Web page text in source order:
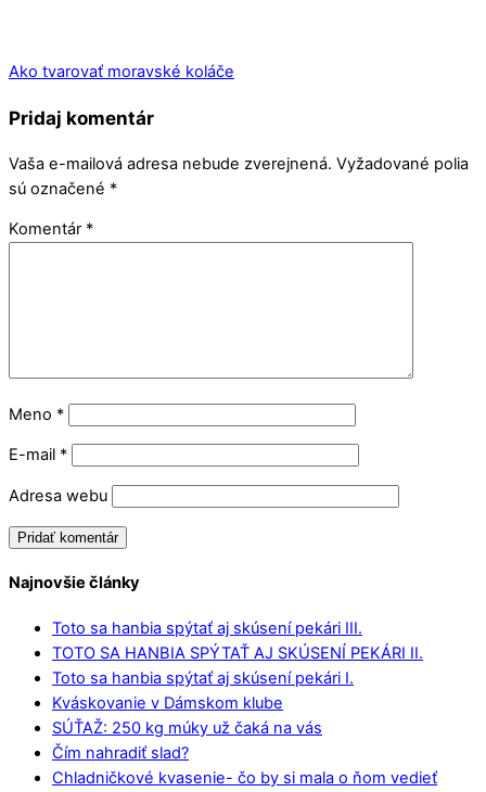
Ako tvarovať moravské koláče
Pridaj komentár
Vaša e-mailová adresa nebude zverejnená. Vyžadované polia
sú označené *
Komentár *
Meno *
E-mail *
Adresa webu
Najnovšie články
Toto sa hanbia spýtať aj skúsení pekári III.
TOTO SA HANBIA SPÝTAŤ AJ SKÚSENÍ PEKÁRI II.
Toto sa hanbia spýtať aj skúsení pekári I.
Kváskovanie v Dámskom klube
SÚŤAŽ: 250 kg múky už čaká na vás
Čím nahradiť slad?
Chladničkové kvasenie- čo by si mala o ňom vedieť